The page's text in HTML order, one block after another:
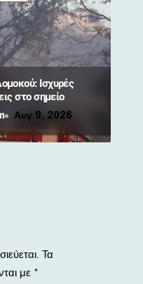
Ισχυρές
στο σημείο
Αυγ 9, 2026
Τα
με *